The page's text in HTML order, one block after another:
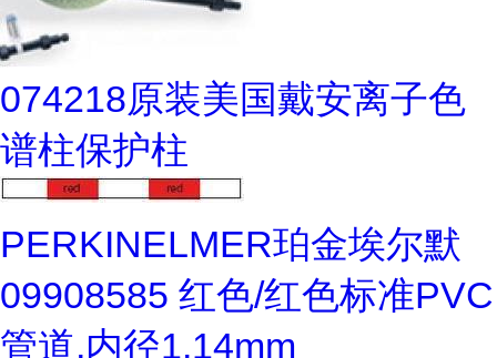
074218原装美国戴安离子色
谱柱保护柱
PERKINELMER珀金埃尔默
09908585 红色/红色标准PVC
管道,内径1.14mm